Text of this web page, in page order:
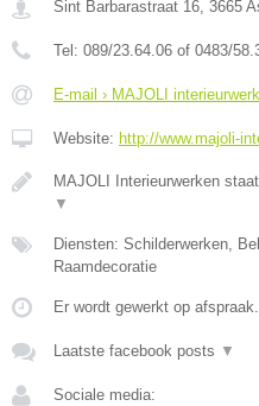
Sint Barbarastraat 16, 3665
Tel: 089/23.64.06 of 0483/
E-mail › MAJOLI
Website: http://www.majoli-
MAJOLI Interieurwerken
▼
Diensten: Schilderwerken,
Raamdecoratie
Er wordt gewerkt op afspraak.
Laatste facebook posts ▼
Sociale media: